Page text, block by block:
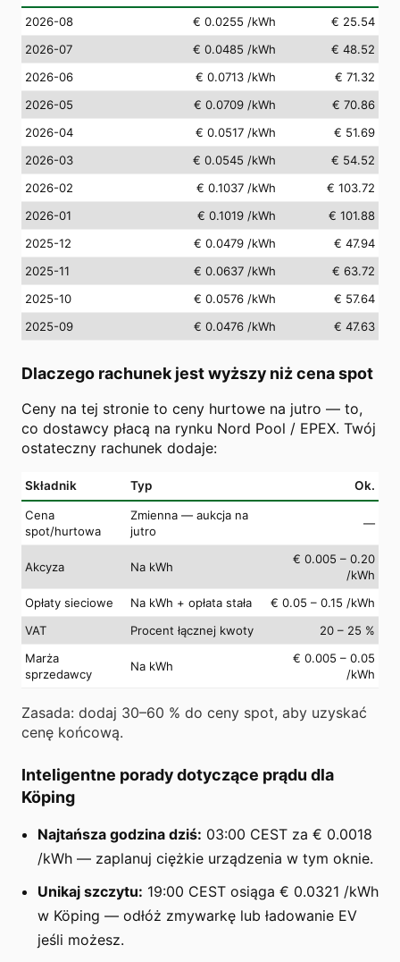
2026-08 € 0.0255 /kWh
€ 25.54
2026-07
€ 0.0485 /kWh
€ 48.52
2026-06
€ 0.0713 /kWh
€ 71.32
2026-05
€ 0.0709 /kWh
€ 70.86
2026-04
€ 0.0517 /kWh
€ 51.69
2026-03
€ 0.0545 /kWh
€ 54.52
2026-02
€ 0.1037 /kWh
€ 103.72
2026-01
€ 0.1019 /kWh
€ 101.88
2025-12
€ 0.0479 /kWh
€ 47.94
2025-11
€ 0.0637 /kWh
€ 63.72
2025-10
€ 0.0576 /kWh
€ 57.64
2025-09
€ 0.0476 /kWh € 47.63
Dlaczego rachunek jest wyższy niż cena spot
Ceny na tej stronie to ceny hurtowe na jutro — to,
co dostawcy płacą na rynku Nord Pool / EPEX. Twój
ostateczny rachunek dodaje:
Składnik Typ Ok.
Cena
spot/hurtowa
Zmienna — aukcja na
jutro
—
Akcyza Na kWh
€ 0.005 – 0.20
/kWh
Opłaty sieciowe
Na kWh + opłata stała
€ 0.05 – 0.15 /kWh
VAT
Procent łącznej kwoty
20 – 25 %
Marża
sprzedawcy
Na kWh
€ 0.005 – 0.05
/kWh
Zasada: dodaj 30–60 % do ceny spot, aby uzyskać
cenę końcową.
Inteligentne porady dotyczące prądu dla
Köping
Najtańsza godzina dziś: 03:00 CEST za € 0.0018
/kWh — zaplanuj ciężkie urządzenia w tym oknie.
Unikaj szczytu: 19:00 CEST osiąga € 0.0321 /kWh
w Köping — odłóż zmywarkę lub ładowanie EV
jeśli możesz.